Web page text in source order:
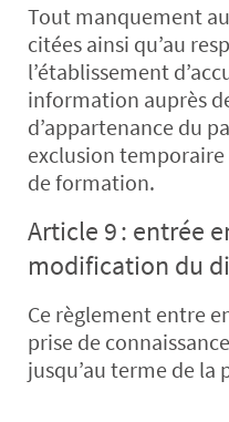
Tout manquement
citées ainsi qu’au
l’établissement
information auprès
d’appartenance du
exclusion
de formation.
Article 9 : entrée
modification du
Ce règlement entre
prise de
jusqu’au terme de